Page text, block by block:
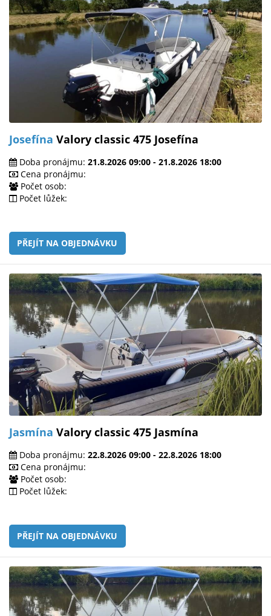
Josefína Valory classic 475 Josefína
Doba pronájmu: 21.8.2026 09:00 - 21.8.2026 18:00
Cena pronájmu:
Počet osob:
Počet lůžek:
PŘEJÍT NA OBJEDNÁVKU
Jasmína Valory classic 475 Jasmína
Doba pronájmu: 22.8.2026 09:00 - 22.8.2026 18:00
Cena pronájmu:
Počet osob:
Počet lůžek:
PŘEJÍT NA OBJEDNÁVKU